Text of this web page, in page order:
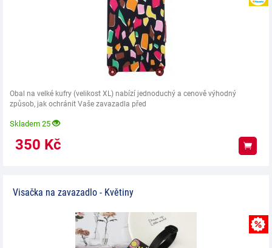
Obal na velké kufry (velikost XL) nabízí jednoduchý a cenově výhodný
způsob, jak ochránit Vaše zavazadla před
Skladem 25
350 Kč
Visačka na zavazadlo - Květiny